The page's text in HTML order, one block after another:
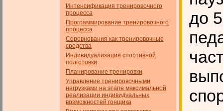
Интенсификация тренировочного
процесса
Программирование тренировочного
процесса
Соревнования как тренировочные
средства
Индивидуализация спортивной
подготовки
Планирование тренировки
Управление тренировочными
нагрузками на этапе максимальной
реализации индивидуальных
возможностей гонщика
до